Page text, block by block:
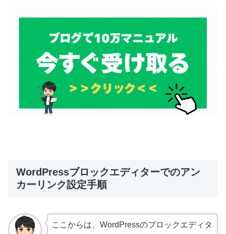
WordPressブロックエディターでのアン
カーリンク設定手順
ここからは、WordPressのブロックエディタ